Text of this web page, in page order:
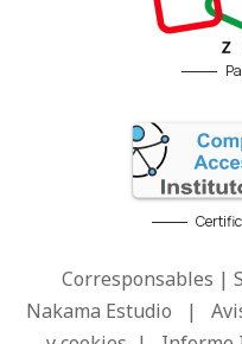
Corresponsables |
Nakama Estudio |